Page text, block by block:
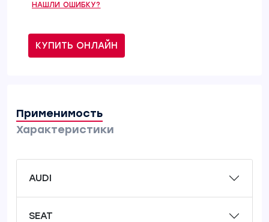
НАШЛИ ОШИБКУ?
КУПИТЬ ОНЛАЙН
Применимость
Характеристики
AUDI
SEAT